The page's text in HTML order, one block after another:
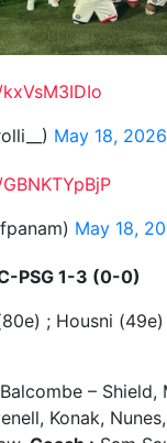
May 18, 2026
May 18,
PSG 1-3 (0-0)
; Housni
Balcombe – Shield,
Konak,